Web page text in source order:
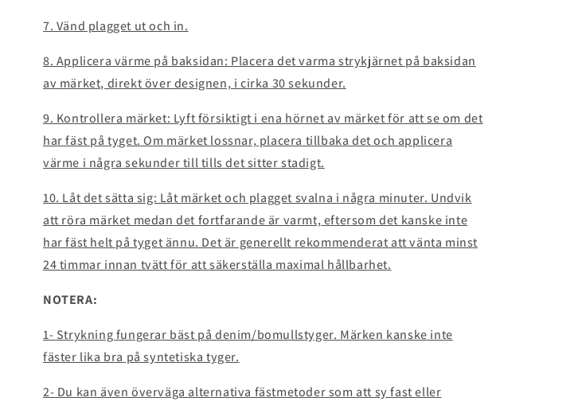
7. Vänd plagget ut och in.
8. Applicera värme på baksidan: Placera det varma strykjärnet på baksidan
av märket, direkt över designen, i cirka 30 sekunder.
9. Kontrollera märket: Lyft försiktigt i ena hörnet av märket för att se om det
har fäst på tyget. Om märket lossnar, placera tillbaka det och applicera
värme i några sekunder till tills det sitter stadigt.
10. Låt det sätta sig: Låt märket och plagget svalna i några minuter. Undvik
att röra märket medan det fortfarande är varmt, eftersom det kanske inte
har fäst helt på tyget ännu. Det är generellt rekommenderat att vänta minst
24 timmar innan tvätt för att säkerställa maximal hållbarhet.
NOTERA:
1- Strykning fungerar bäst på denim/bomullstyger. Märken kanske inte
fäster lika bra på syntetiska tyger.
2- Du kan även överväga alternativa fästmetoder som att sy fast eller